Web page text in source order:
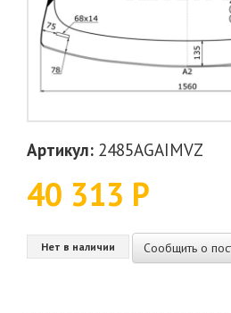
Артикул: 2485AGAIMVZ
40 313 Р
Нет в наличии Сообщить о